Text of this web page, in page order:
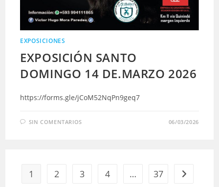
EXPOSICIONES
EXPOSICIÓN SANTO
DOMINGO 14 DE.MARZO 2026
https://forms.gle/jCoM52NqPn9geq7
SIN COMENTARIOS 06/03/2026
1 2 3 4 … 37 Ir a la